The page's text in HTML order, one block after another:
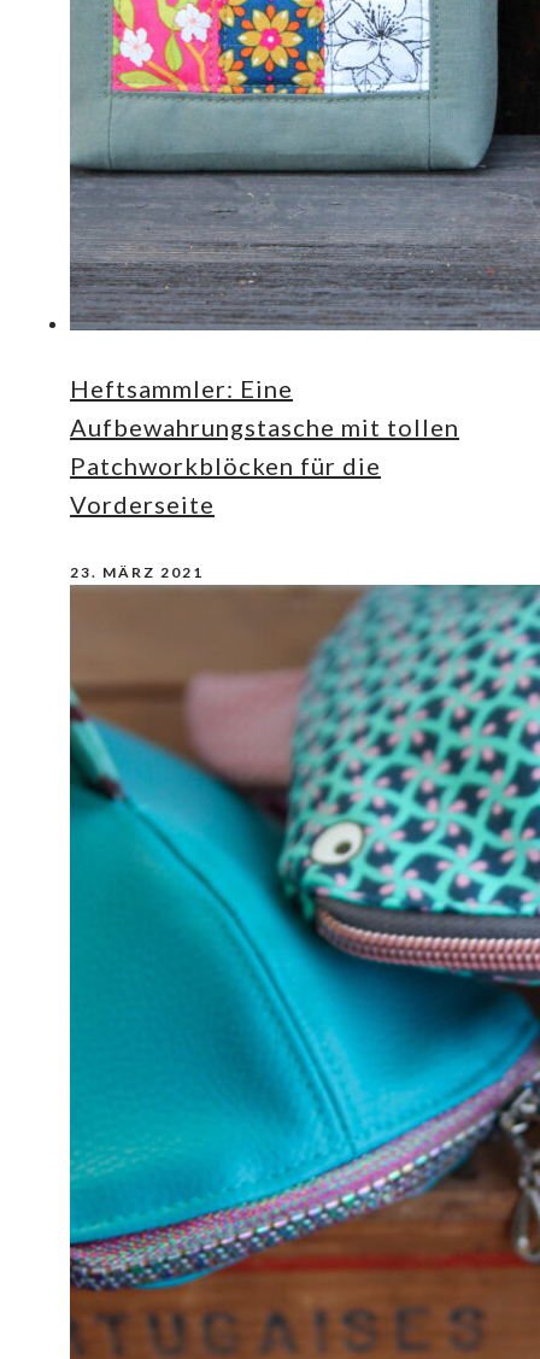
Heftsammler: Eine
Aufbewahrungstasche mit tollen
Patchworkblöcken für die
Vorderseite
23. MÄRZ 2021